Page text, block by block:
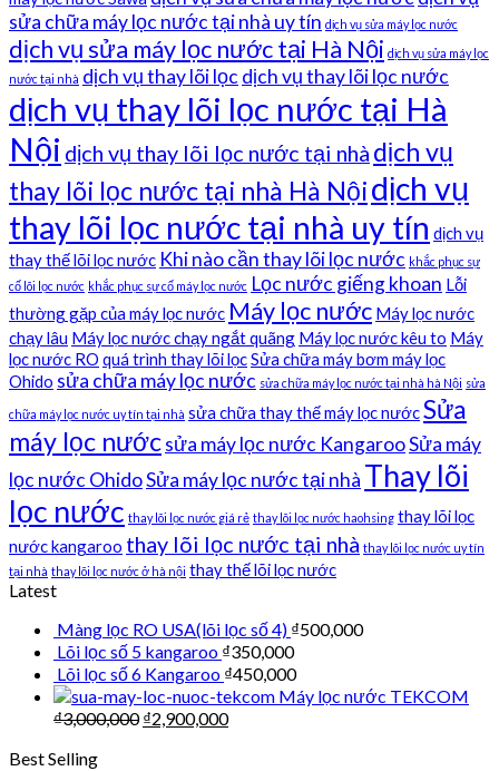
sửa chữa máy lọc nước tại nhà uy tín dịch vụ sửa máy lọc nước
dịch vụ sửa máy lọc nước tại Hà Nội dịch vụ sửa máy lọc
nước tại nhà dịch vụ thay lõi lọc dịch vụ thay lõi lọc nước
dịch vụ thay lõi lọc nước tại Hà
Nội dịch vụ thay lõi lọc nước tại nhà dịch vụ
thay lõi lọc nước tại nhà Hà Nộidịch vụ
thay lõi lọc nước tại nhà uy tín dịch vụ
thay thế lõi lọc nước Khi nào cần thay lõi lọc nước khắc phục sự
cố lõi lọc nước khắc phục sự cố máy lọc nước Lọc nước giếng khoan Lỗi
thường gặp của máy lọc nước Máy lọc nước Máy lọc nước
chạy lâu Máy lọc nước chạy ngắt quãng Máy lọc nước kêu to Máy
lọc nước RO quá trình thay lõi lọcSửa chữa máy bơm máy lọc
Ohido sửa chữa máy lọc nước sửa chữa máy lọc nước tại nhà hà Nội sửa
chữa máy lọc nước uy tín tại nhà sửa chữa thay thế máy lọc nướcSửa
máy lọc nướcsửa máy lọc nước KangarooSửa máy
lọc nước OhidoSửa máy lọc nước tại nhà Thay lõi
lọc nước thay lõi lọc nước giá rẻ thay lõi lọc nước haohsing thay lõi lọc
nước kangaroo thay lõi lọc nước tại nhà thay lõi lọc nước uy tín
tại nhà thay lõi lọc nước ở hà nội thay thế lõi lọc nước
Latest
Màng lọc RO USA(lõi lọc số 4) ₫500,000
Lõi lọc số 5 kangaroo ₫350,000
Lõi lọc số 6 Kangaroo ₫450,000
Máy lọc nước TEKCOM
₫3,000,000 ₫2,900,000
Best Selling